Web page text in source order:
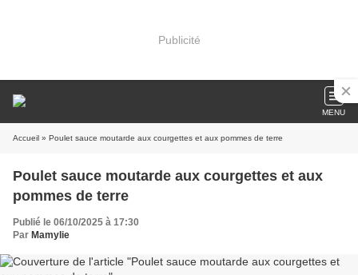
Publicité
MENU
Accueil » Poulet sauce moutarde aux courgettes et aux pommes de terre
Poulet sauce moutarde aux courgettes et aux
pommes de terre
Publié le 06/10/2025 à 17:30
Par Mamylie